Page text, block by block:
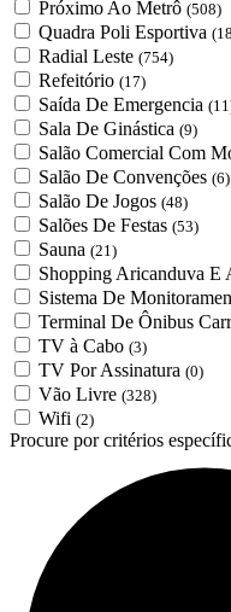
Próximo Ao Metrô (508)
Quadra Poli Esportiva
Radial Leste (754)
Refeitório (17)
Saída De Emergencia
Sala De Ginástica (9)
Salão Comercial Com
Salão De Convenções (6)
Salão De Jogos (48)
Salões De Festas (53)
Sauna (21)
Shopping Aricanduva E
Sistema De
Terminal De Ônibus
TV à Cabo (3)
TV Por Assinatura (0)
Vão Livre (328)
Wifi (2)
Procure por critérios